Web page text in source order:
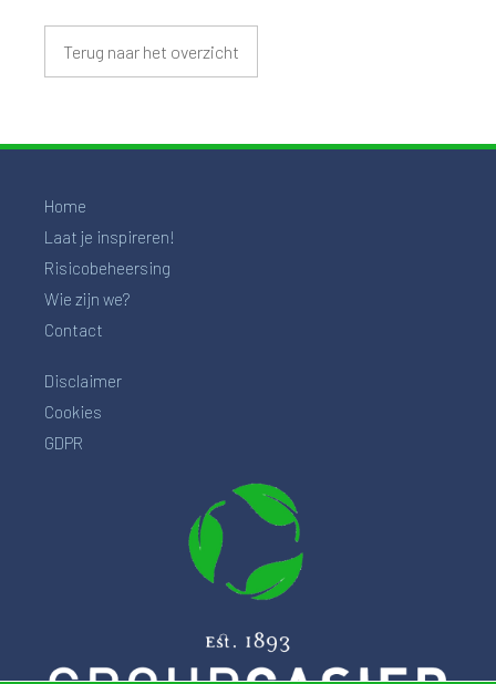
Terug naar het overzicht
Home
Laat je inspireren!
Risicobeheersing
Wie zijn we?
Contact
Disclaimer
Cookies
GDPR